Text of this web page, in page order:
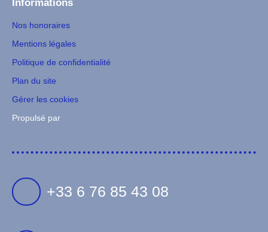
Nos honoraires
Mentions légales
Politique de confidentialité
Plan du site
Gérer les cookies
Propulsé par
+33 6 76 85 43 08